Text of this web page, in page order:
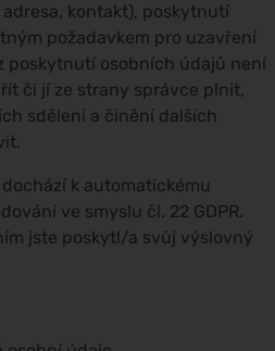
kontakt), poskytnutí
požadavkem pro uzavření
poskytnutí osobních údajů není
či jí ze strany správce plnit,
sdělení a činění dalších
k automatickému
ve smyslu čl. 22 GDPR.
jste poskytl/a svůj výslovný